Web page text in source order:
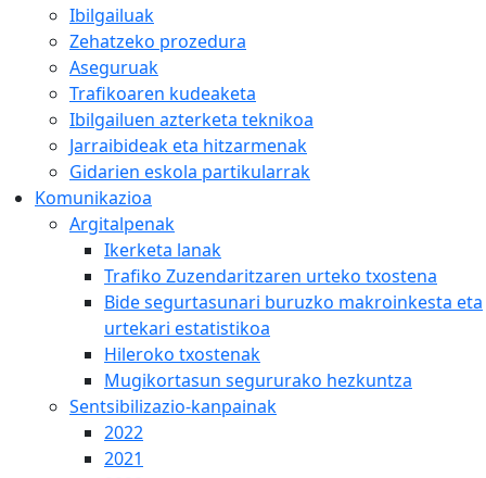
Ibilgailuak
Zehatzeko prozedura
Aseguruak
Trafikoaren kudeaketa
Ibilgailuen azterketa teknikoa
Jarraibideak eta hitzarmenak
Gidarien eskola partikularrak
Komunikazioa
Argitalpenak
Ikerketa lanak
Trafiko Zuzendaritzaren urteko txostena
Bide segurtasunari buruzko makroinkesta eta
urtekari estatistikoa
Hileroko txostenak
Mugikortasun segururako hezkuntza
Sentsibilizazio-kanpainak
2022
2021